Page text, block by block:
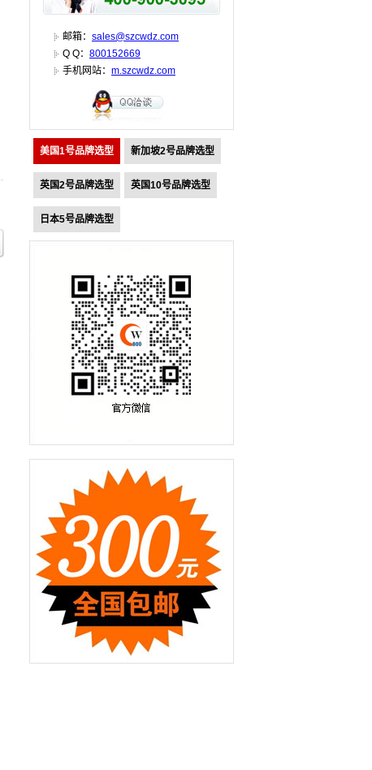
邮箱： sales@szcwdz.com
Q Q： 800152669
手机网站： m.szcwdz.com
美国1号品牌选型 新加坡2号品牌选型
英国2号品牌选型 英国10号品牌选型
日本5号品牌选型